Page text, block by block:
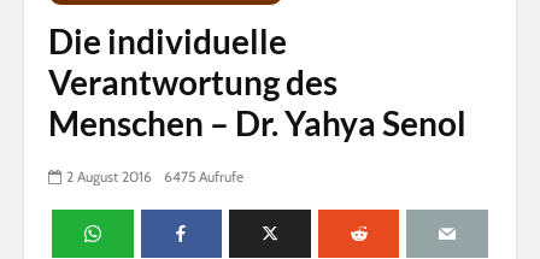
Die individuelle
Verantwortung des
Menschen – Dr. Yahya Senol
2 August 2016 6475 Aufrufe